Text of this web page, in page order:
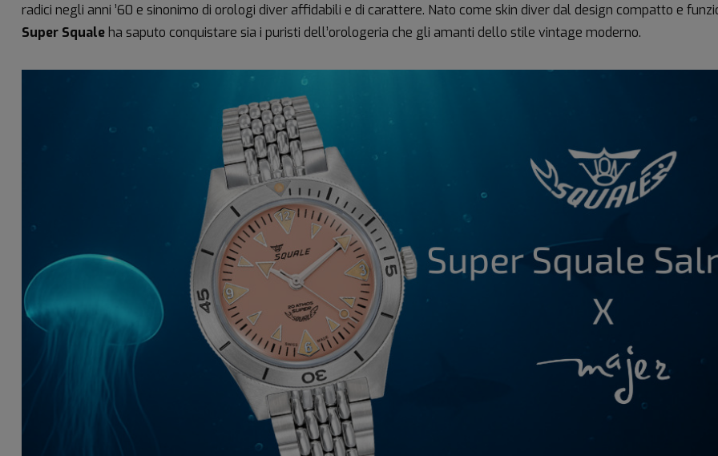
radici negli anni ’60 e sinonimo di orologi diver affidabili e di carattere. Nato come skin diver dal design compatto e
Super Squaleha saputo conquistare sia i puristi dell’orologeria che gli amanti dello stile vintage moderno.